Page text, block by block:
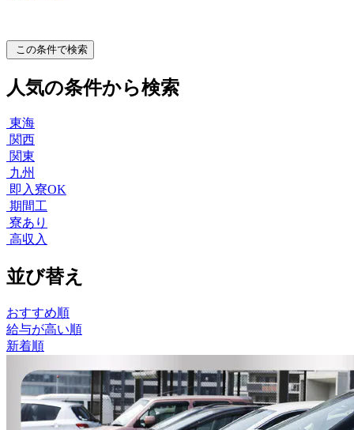
この条件で検索
人気の条件から検索
東海
関西
関東
九州
即入寮OK
期間工
寮あり
高収入
並び替え
おすすめ順
給与が高い順
新着順